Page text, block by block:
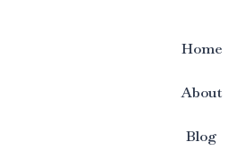
Home
About
Blog